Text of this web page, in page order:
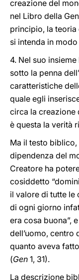
creazione del
nel Libro della
principio, la teoria
si intenda in
4. Nel suo
sotto la penna
caratteristiche
quale egli
circa la creazione
è questa la verità
Ma il testo
dipendenza del
Creatore ha
cosiddetto
il valore di tutte le
di ogni giorno
era cosa buona”,
dell’uomo, centro
quanto aveva
(Gen 1, 31).
La descrizione